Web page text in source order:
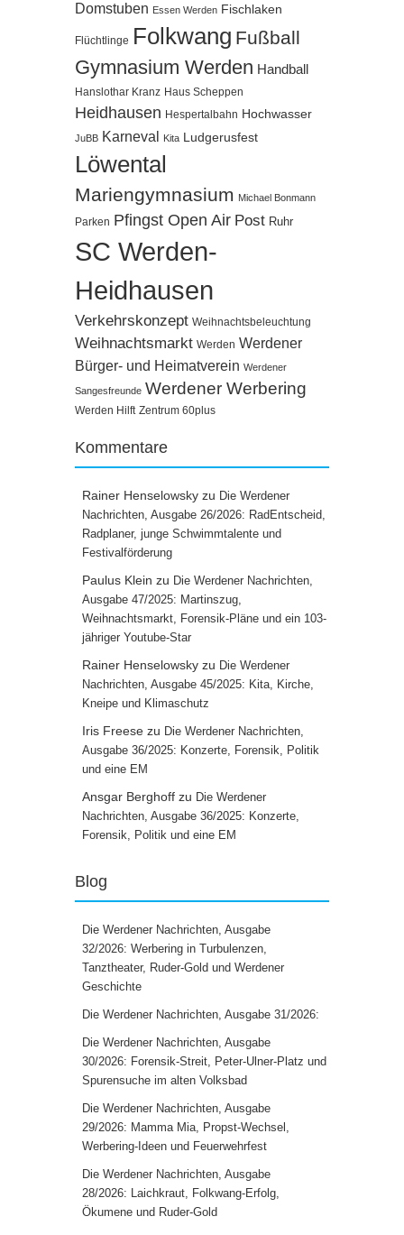
Domstuben Essen Werden Fischlaken
Flüchtlinge Folkwang Fußball
Gymnasium Werden Handball
Hanslothar Kranz Haus Scheppen
Heidhausen Hespertalbahn Hochwasser
JuBB Karneval Kita Ludgerusfest
Löwental
Mariengymnasium Michael Bonmann
Parken Pfingst Open Air Post Ruhr
SC Werden-
Heidhausen
Verkehrskonzept Weihnachtsbeleuchtung
Weihnachtsmarkt Werden Werdener
Bürger- und Heimatverein Werdener
Sangesfreunde Werdener Werbering
Werden Hilft Zentrum 60plus
Kommentare
Rainer Henselowsky zu Die Werdener
Nachrichten, Ausgabe 26/2026: RadEntscheid,
Radplaner, junge Schwimmtalente und
Festivalförderung
Paulus Klein zu Die Werdener Nachrichten,
Ausgabe 47/2025: Martinszug,
Weihnachtsmarkt, Forensik-Pläne und ein 103-
jähriger Youtube-Star
Rainer Henselowsky zu Die Werdener
Nachrichten, Ausgabe 45/2025: Kita, Kirche,
Kneipe und Klimaschutz
Iris Freese zu Die Werdener Nachrichten,
Ausgabe 36/2025: Konzerte, Forensik, Politik
und eine EM
Ansgar Berghoff zu Die Werdener
Nachrichten, Ausgabe 36/2025: Konzerte,
Forensik, Politik und eine EM
Blog
Die Werdener Nachrichten, Ausgabe
32/2026: Werbering in Turbulenzen,
Tanztheater, Ruder-Gold und Werdener
Geschichte
Die Werdener Nachrichten, Ausgabe 31/2026:
Die Werdener Nachrichten, Ausgabe
30/2026: Forensik-Streit, Peter-Ulner-Platz und
Spurensuche im alten Volksbad
Die Werdener Nachrichten, Ausgabe
29/2026: Mamma Mia, Propst-Wechsel,
Werbering-Ideen und Feuerwehrfest
Die Werdener Nachrichten, Ausgabe
28/2026: Laichkraut, Folkwang-Erfolg,
Ökumene und Ruder-Gold